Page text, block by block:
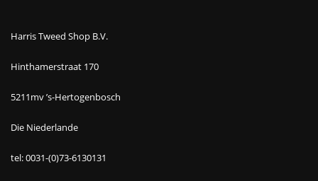
Harris Tweed Shop B.V.
Hinthamerstraat 170
5211mv ’s-Hertogenbosch
Die Niederlande
tel: 0031-(0)73-6130131